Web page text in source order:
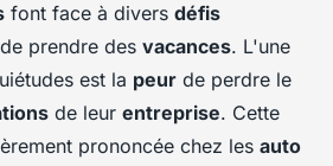
font face à divers défis
prendre des vacances. L'une
est la peur de perdre le
de leur entreprise. Cette
prononcée chez les auto